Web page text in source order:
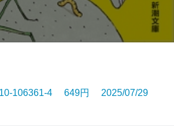
106361-4 649円 2025/07/29